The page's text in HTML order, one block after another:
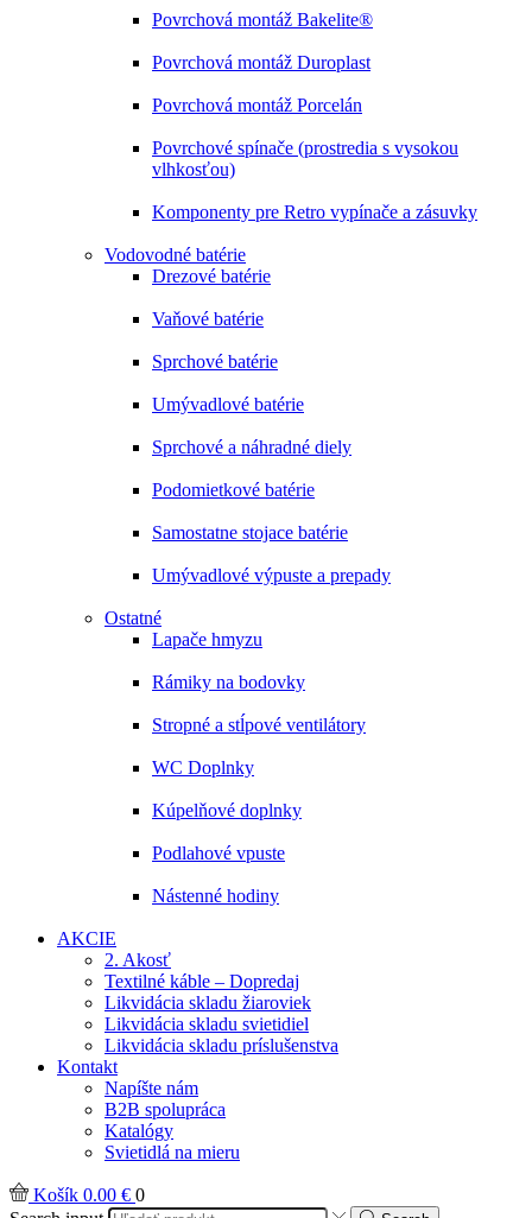
Povrchová montáž Bakelite®
Povrchová montáž Duroplast
Povrchová montáž Porcelán
Povrchové spínače (prostredia s vysokou
vlhkosťou)
Komponenty pre Retro vypínače a zásuvky
Vodovodné batérie
Drezové batérie
Vaňové batérie
Sprchové batérie
Umývadlové batérie
Sprchové a náhradné diely
Podomietkové batérie
Samostatne stojace batérie
Umývadlové výpuste a prepady
Ostatné
Lapače hmyzu
Rámiky na bodovky
Stropné a stĺpové ventilátory
WC Doplnky
Kúpelňové doplnky
Podlahové vpuste
Nástenné hodiny
AKCIE
2. Akosť
Textilné káble – Dopredaj
Likvidácia skladu žiaroviek
Likvidácia skladu svietidiel
Likvidácia skladu príslušenstva
Kontakt
Napíšte nám
B2B spolupráca
Katalógy
Svietidlá na mieru
Košík 0.00 € 0